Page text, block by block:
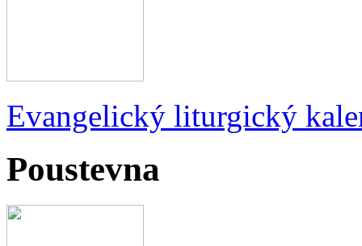
Evangelický liturgický
Poustevna